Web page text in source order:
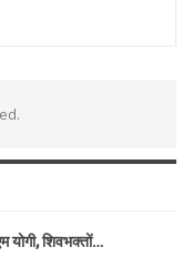
योगी, शिवभक्तों…